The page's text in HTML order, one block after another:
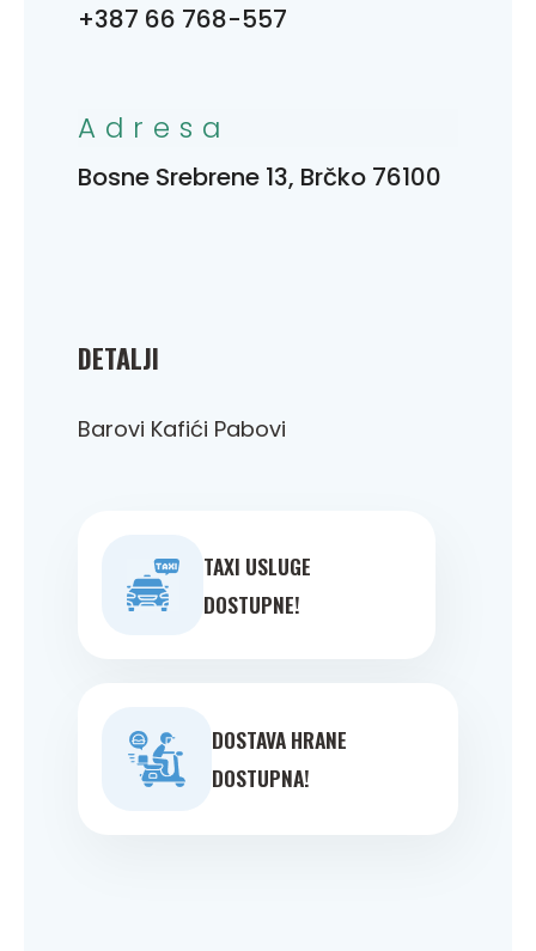
DETALJI
Barovi Kafići Pabovi
TAXI USLUGE
DOSTUPNE!
DOSTAVA HRANE
DOSTUPNA!
+387 66 768-557
Adresa
Bosne Srebrene 13, Brčko 76100